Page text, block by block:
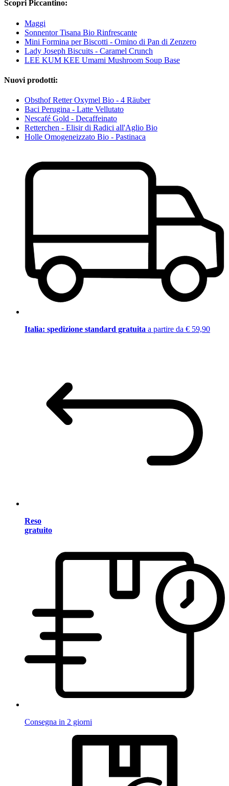
Scopri Piccantino:
Maggi
Sonnentor Tisana Bio Rinfrescante
Mini Formina per Biscotti - Omino di Pan di Zenzero
Lady Joseph Biscuits - Caramel Crunch
LEE KUM KEE Umami Mushroom Soup Base
Nuovi prodotti:
Obsthof Retter Oxymel Bio - 4 Räuber
Baci Perugina - Latte Vellutato
Nescafé Gold - Decaffeinato
Retterchen - Elisir di Radici all'Aglio Bio
Holle Omogeneizzato Bio - Pastinaca
Italia: spedizione standard gratuita a partire da € 59,90
Reso
gratuito
Consegna in 2 giorni